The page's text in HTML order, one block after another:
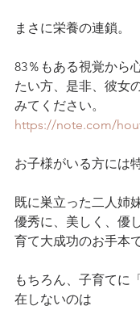
まさに栄養の連鎖。
83％もある視覚から
たい方、是非、彼女
みてください。
https://note.com/
お子様がいる方には
既に巣立った二人姉
優秀に、美しく、優
育て大成功のお手本で
もちろん、子育てに
在しないのは